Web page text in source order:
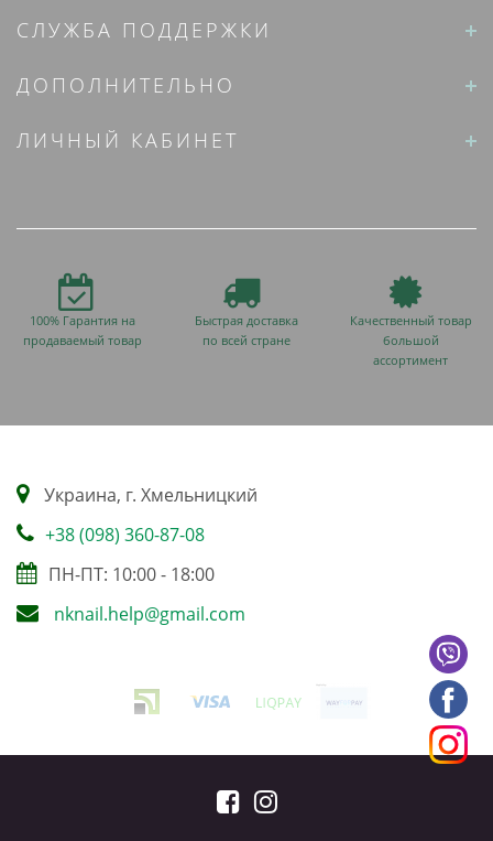
СЛУЖБА ПОДДЕРЖКИ
ДОПОЛНИТЕЛЬНО
ЛИЧНЫЙ КАБИНЕТ
100% Гарантия на
продаваемый товар
Быстрая доставка
по всей стране
Качественный товар
большой
ассортимент
Украина, г. Хмельницкий
+38 (098) 360-87-08
ПН-ПТ: 10:00 - 18:00
nknail.help@gmail.com